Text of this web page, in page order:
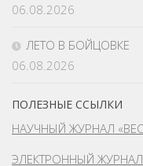
06.08.2026
ЛЕТО В БОЙЦОВКЕ
06.08.2026
ПОЛЕЗНЫЕ ССЫЛКИ
НАУЧНЫЙ ЖУРНАЛ
ЭЛЕКТРОННЫЙ ЖУРНАЛ